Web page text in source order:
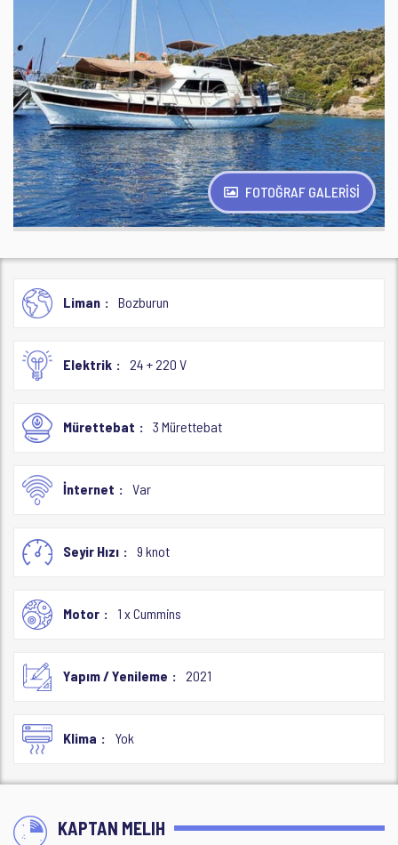
FOTOĞRAF GALERİSİ
Liman Bozburun
Elektrik 24 + 220 V
Mürettebat 3 Mürettebat
İnternet Var
Seyir Hızı 9 knot
Motor 1 x Cummins
Yapım / Yenileme 2021
Klima Yok
KAPTAN MELIH